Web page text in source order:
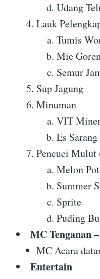
Udang
Lauk
Tumis
Mie
Semur
Sup Jagung
Minuman
VIT
Es
Pencuci Mulut
Melon
Summer
Sprite
Puding
MC Tenganan
MC Acara
Entertain